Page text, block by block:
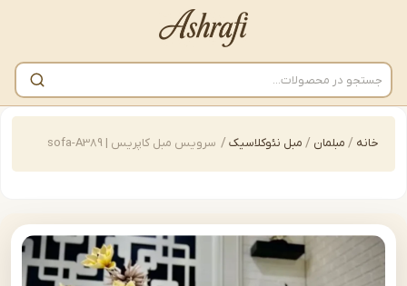
مبلمان/مبل نئوکلاسیک/ سرویس مبل کاپریس | sofa-A389